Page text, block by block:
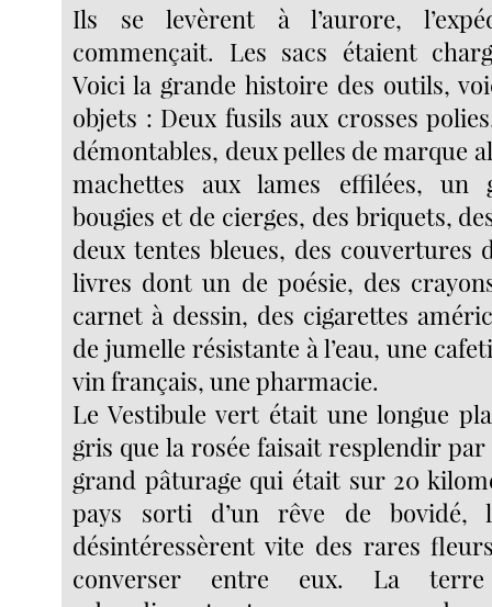
Ils se levèrent à l’aurore,
commençait. Les sacs étaient
Voici la grande histoire des outils,
objets : Deux fusils aux crosses
démontables, deux pelles de marque
machettes aux lames effilées, un
bougies et de cierges, des briquets,
deux tentes bleues, des couvertures
livres dont un de poésie, des
carnet à dessin, des cigarettes
de jumelle résistante à l’eau, une
vin français, une pharmacie.
Le Vestibule vert était une longue
gris que la rosée faisait resplendir par
grand pâturage qui était sur 20
pays sorti d’un rêve de bovidé,
désintéressèrent vite des rares
converser entre eux. La